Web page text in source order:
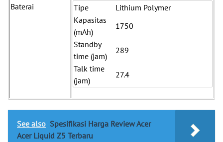
Baterai Tipe
Lithium Polymer
Kapasitas
(mAh)
1750
Standby
time (jam)
289
Talk time
(jam)
27.4
See also Spesifikasi Harga Review Acer
Acer Liquid Z5 Terbaru